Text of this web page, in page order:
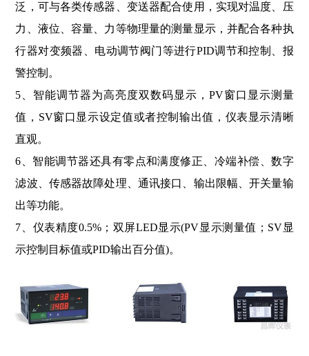
泛，可与各类传感器、变送器配合使用，实现对温度、压
力、液位、容量、力等物理量的测量显示，并配合各种执
行器对变频器、电动调节阀门等进行PID调节和控制、报
警控制。
5、智能调节器为高亮度双数码显示，PV窗口显示测量
值，SV窗口显示设定值或者控制输出值，仪表显示清晰
直观。
6、智能调节器还具有零点和满度修正、冷端补偿、数字
滤波、传感器故障处理、通讯接口、输出限幅、开关量输
出等功能。
7、仪表精度0.5%；双屏LED显示(PV显示测量值；SV显
示控制目标值或PID输出百分值)。